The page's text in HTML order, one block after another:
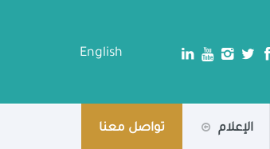
English
الإعلام تواصل معنا